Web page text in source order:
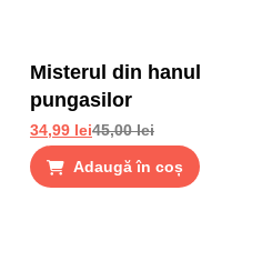
Misterul din hanul
pungasilor
45,00lei
34,99 lei
Adaugă în coș